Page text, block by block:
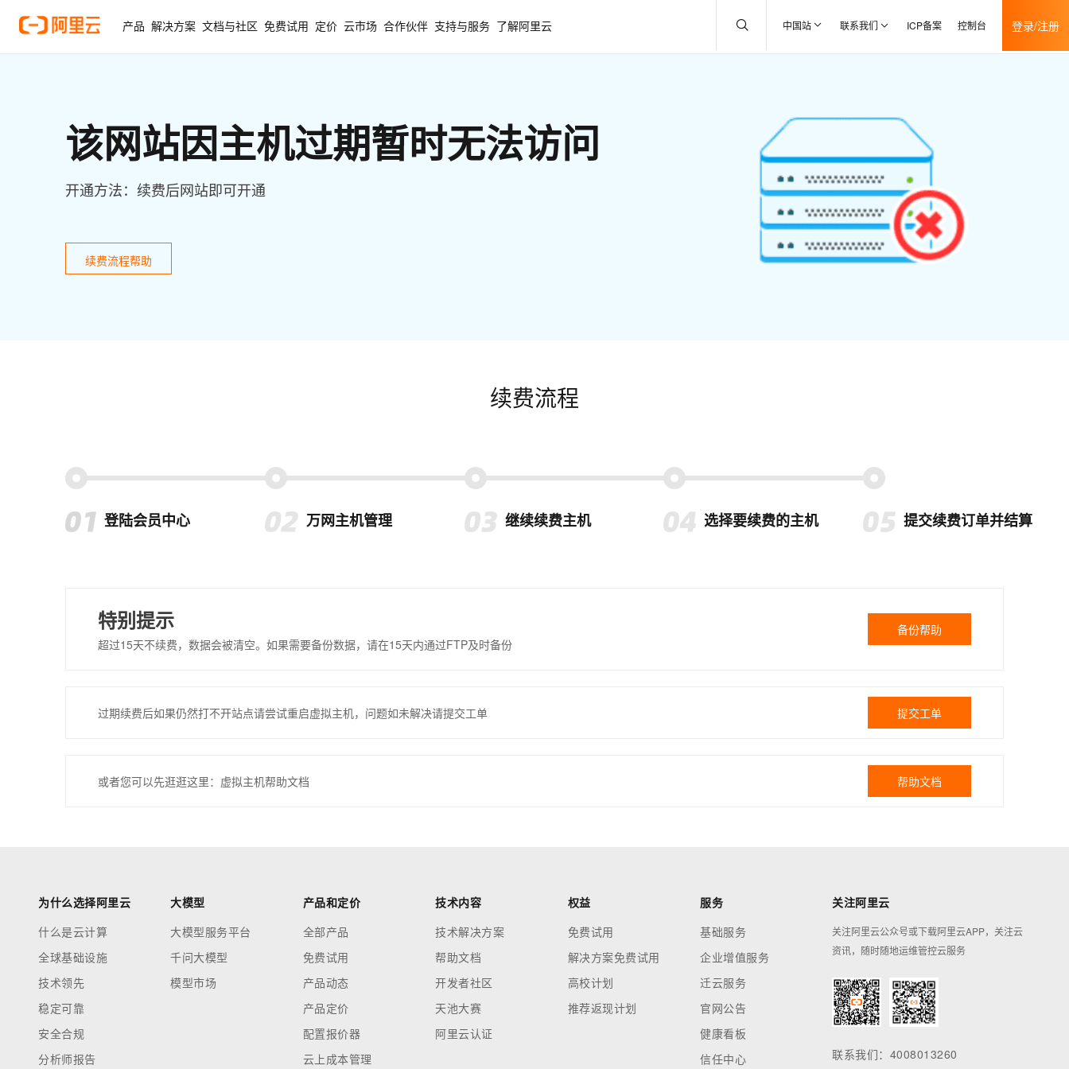
产品 解决方案 文档与社区 免费试用 定价 云市场 合作伙伴 支持与服务 了解阿里云 中国站 联系我们 ICP备案 控制台 登录/注册
该网站因主机过期暂时无法访问
开通方法：续费后网站即可开通
续费流程帮助
续费流程
登陆会员中心 万网主机管理 继续续费主机 选择要续费的主机 提交续费订单并结算
特别提示
超过15天不续费，数据会被清空。如果需要备份数据，请在15天内通过FTP及时备份
备份帮助
过期续费后如果仍然打不开站点请尝试重启虚拟主机，问题如未解决请提交工单 提交工单
或者您可以先逛逛这里：虚拟主机帮助文档 帮助文档